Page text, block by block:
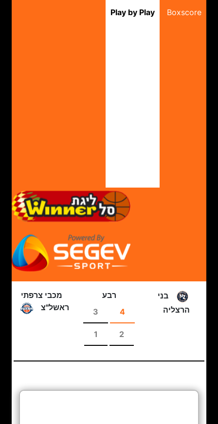
Boxscore
Play by Play
בני
הרצליה
רבע
4
3
2
1
מכבי צרפתי
ראשל"צ